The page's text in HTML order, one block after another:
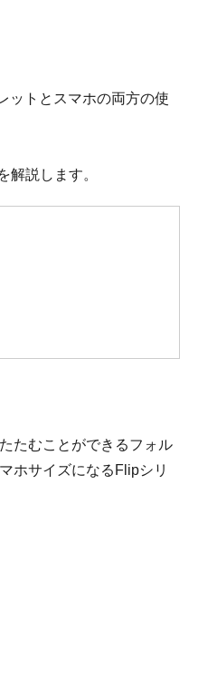
ットとスマホの両方の使
解説します。
たむことができるフォル
ホサイズになるFlipシリ